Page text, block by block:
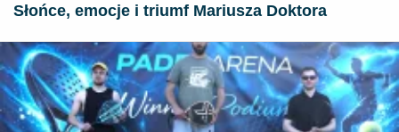
Słońce, emocje i triumf Mariusza Doktora